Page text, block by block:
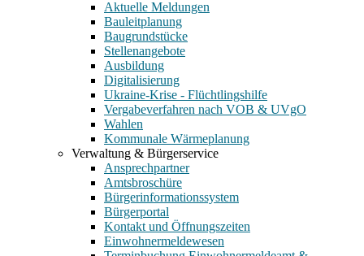
Aktuelle Meldungen
Bauleitplanung
Baugrundstücke
Stellenangebote
Ausbildung
Digitalisierung
Ukraine-Krise - Flüchtlingshilfe
Vergabeverfahren nach VOB & UVgO
Wahlen
Kommunale Wärmeplanung
Verwaltung & Bürgerservice
Ansprechpartner
Amtsbroschüre
Bürgerinformationssystem
Bürgerportal
Kontakt und Öffnungszeiten
Einwohnermeldewesen